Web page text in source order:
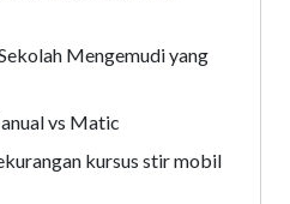
Mengemudi yang
vs Matic
kursus stir mobil